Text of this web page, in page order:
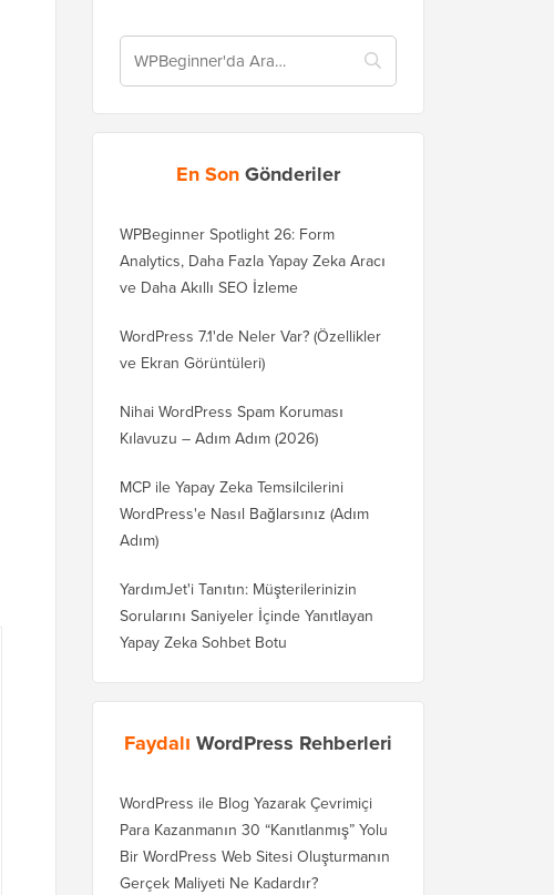
En SonGönderiler
WPBeginner Spotlight 26: Form
Analytics, Daha Fazla Yapay Zeka Aracı
ve Daha Akıllı SEO İzleme
WordPress 7.1'de Neler Var? (Özellikler
ve Ekran Görüntüleri)
Nihai WordPress Spam Koruması
Kılavuzu – Adım Adım (2026)
MCP ile Yapay Zeka Temsilcilerini
WordPress'e Nasıl Bağlarsınız (Adım
Adım)
YardımJet'i Tanıtın: Müşterilerinizin
Sorularını Saniyeler İçinde Yanıtlayan
Yapay Zeka Sohbet Botu
Faydalı WordPress Rehberleri
WordPress ile Blog Yazarak Çevrimiçi
Para Kazanmanın 30 “Kanıtlanmış” Yolu
Bir WordPress Web Sitesi Oluşturmanın
Gerçek Maliyeti Ne Kadardır?